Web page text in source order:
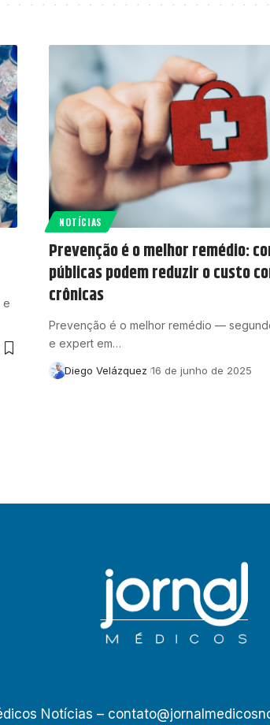
e
NOTÍCIAS
Prevenção é o melhor remédio:
públicas podem reduzir o custo
crônicas
Prevenção é o melhor remédio —
e expert em…
Diego Velázquez 16 de junho de 2025
Notícias –